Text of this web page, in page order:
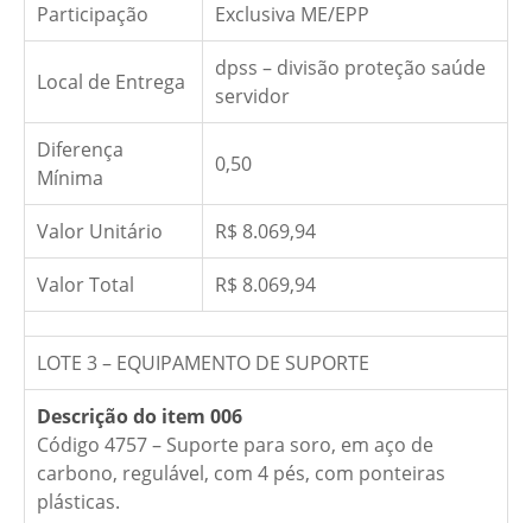
Participação Exclusiva ME/EPP
Local de Entrega
dpss – divisão proteção saúde
servidor
Diferença
Mínima
0,50
Valor Unitário R$ 8.069,94
Valor Total R$ 8.069,94
LOTE 3 – EQUIPAMENTO DE SUPORTE
Descrição do item 006
Código 4757 – Suporte para soro, em aço de
carbono, regulável, com 4 pés, com ponteiras
plásticas.